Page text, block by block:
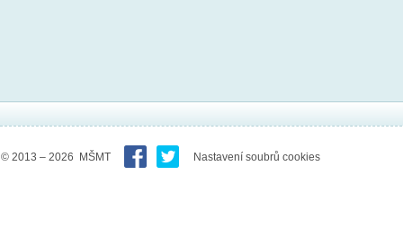
© 2013 – 2026 MŠMT Nastavení soubrů cookies